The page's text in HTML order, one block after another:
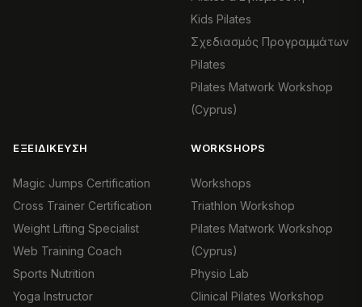
Kids Pilates
Σχεδιασμός Προγραμμάτων
Pilates
Pilates Matwork Workshop
(Cyprus)
ΕΞΕΙΔΊΚΕΥΣΗ
Magic Jumps Certification
Cross Trainer Certification
Weight Lifting Specialist
Web Training Coach
Sports Nutrition
Yoga Instructor
WORKSHOPS
Workshops
Triathlon Workshop
Pilates Matwork Workshop
(Cyprus)
Physio Lab
Clinical Pilates Workshop